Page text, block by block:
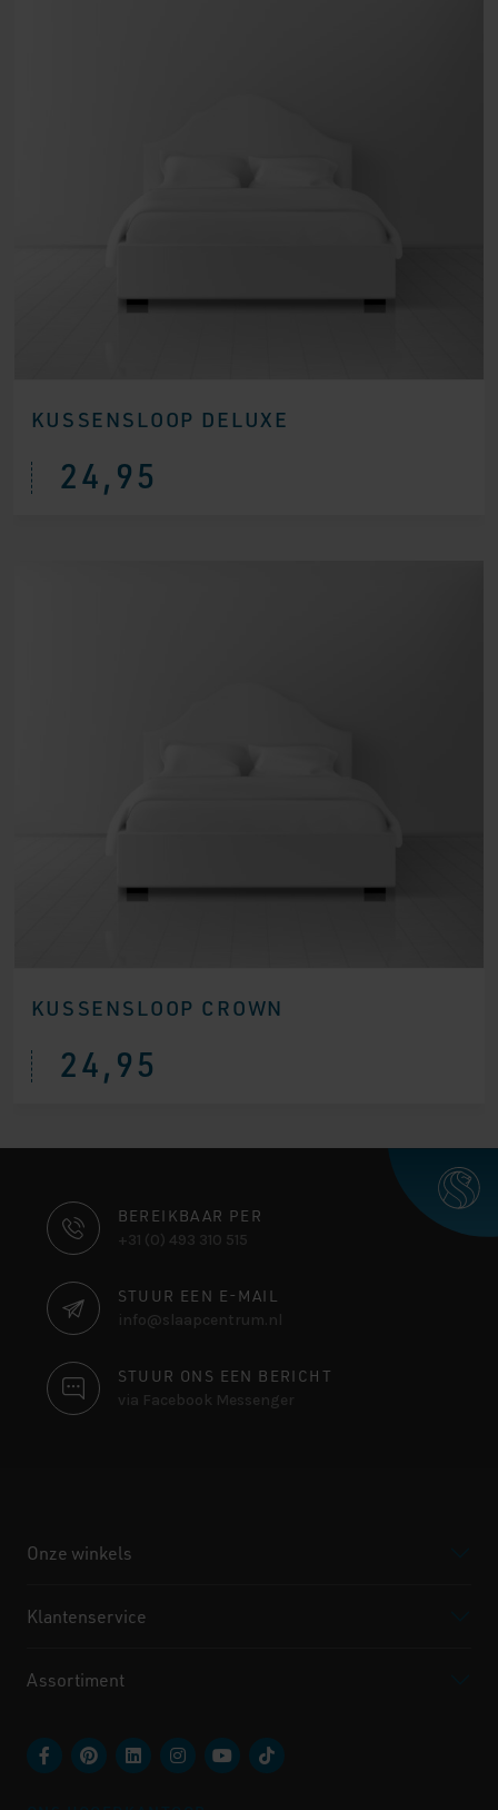
KUSSENSLOOP DELUXE
24,95
KUSSENSLOOP CROWN
24,95
CONTACT
INFORMATIE
BEREIKBAAR PER
+31 (0) 493 310 515
STUUR EEN E-MAIL
info@slaapcentrum.nl
STUUR ONS EEN BERICHT
via Facebook Messenger
Onze winkels
Klantenservice
Assortiment